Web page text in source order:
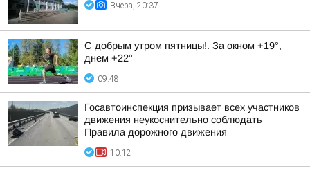
Вчера, 20:37
С добрым утром пятницы!. За окном +19°,
днем +22°
09:48
Госавтоинспекция призывает всех участников
движения неукоснительно соблюдать
Правила дорожного движения
10:12